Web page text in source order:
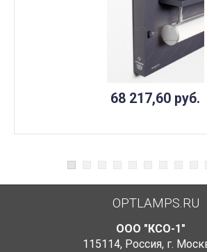
68 217,60 руб.
OPTLAMPS.RU
ООО "КСО-1"
115114, Россия, г.